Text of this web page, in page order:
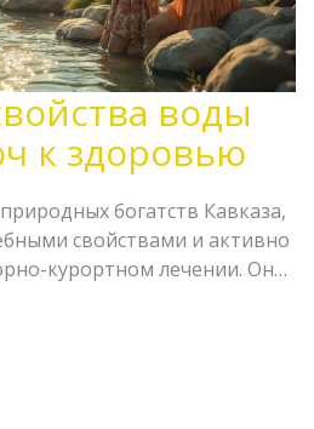
воды
к здоровью
богатств Кавказа,
свойствами и активно
курортном лечении. Она
с пищеварением до
Использование